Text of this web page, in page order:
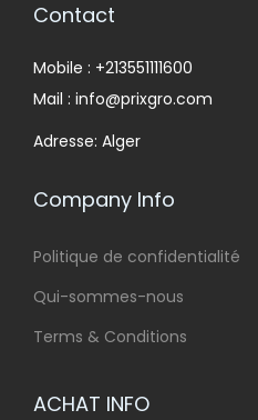
Contact
Mobile : +213551111600
Mail : info@prixgro.com
Adresse: Alger
Company Info
Politique de confidentialité
Qui-sommes-nous
Terms & Conditions
ACHAT INFO